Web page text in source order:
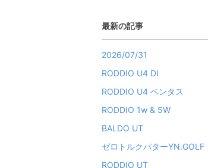
最新の記事
2026/07/31
RODDIO U4 DI
RODDIO U4 ベンタス
RODDIO 1w & 5W
BALDO UT
ゼロトルクパターYN.GOLF
RODDIO UT